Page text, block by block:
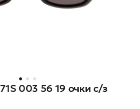
003 56 19 очки с/з